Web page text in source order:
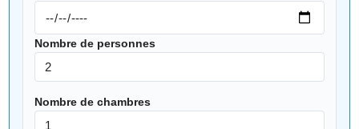
Nombre de personnes
Nombre de chambres